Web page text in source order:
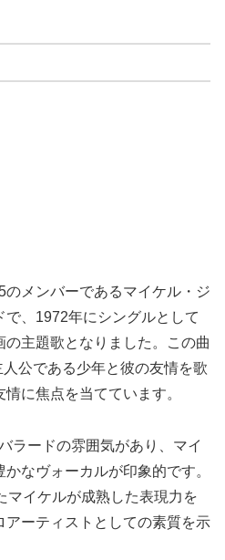
のメンバーであるマイケル・ジ
で、1972年にシングルとして
の主題歌となりました。この曲
公である少年と彼の友情を歌
に焦点を当てています。
ラードの雰囲気があり、マイ
なヴォーカルが印象的です。
マイケルが成熟した表現力を
ーティストとしての素質を示